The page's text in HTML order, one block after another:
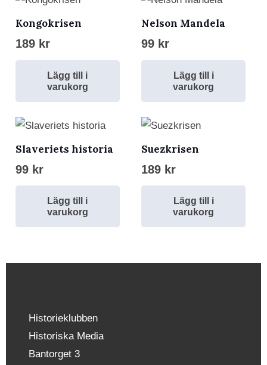
Kongokrisen
189 kr
Lägg till i
varukorg
Nelson Mandela
99 kr
Lägg till i
varukorg
Slaveriets historia
99 kr
Lägg till i
varukorg
Suezkrisen
189 kr
Lägg till i
varukorg
Historieklubben
Historiska Media
Bantorget 3